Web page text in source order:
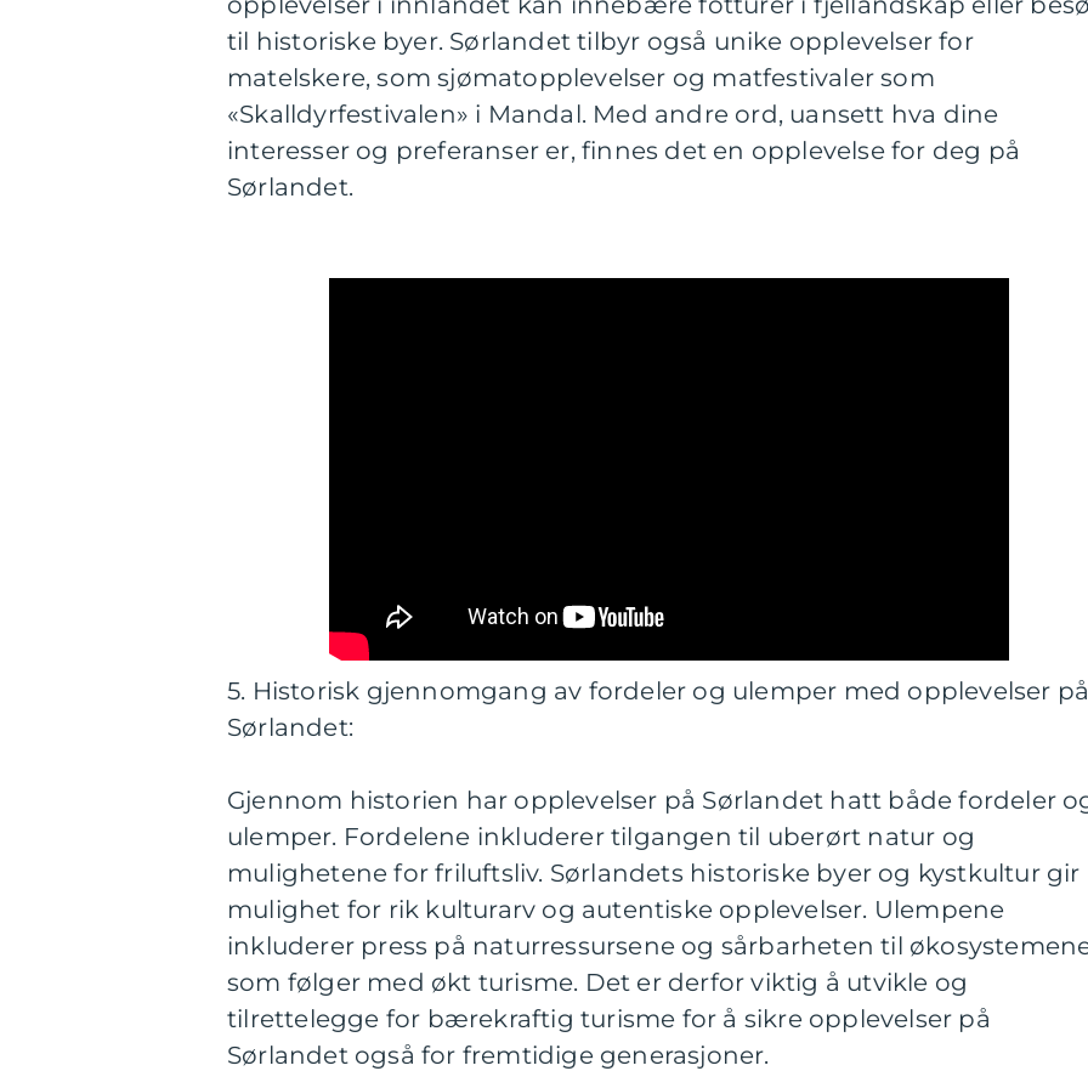
til historiske byer. Sørlandet tilbyr også unike opplevelser for
matelskere, som sjømatopplevelser og matfestivaler som
«Skalldyrfestivalen» i Mandal. Med andre ord, uansett hva dine
interesser og preferanser er, finnes det en opplevelse for deg på
Sørlandet.
5. Historisk gjennomgang av fordeler og ulemper med opplevelser
Sørlandet:
Gjennom historien har opplevelser på Sørlandet hatt både fordeler
ulemper. Fordelene inkluderer tilgangen til uberørt natur og
mulighetene for friluftsliv. Sørlandets historiske byer og kystkultur gir
mulighet for rik kulturarv og autentiske opplevelser. Ulempene
inkluderer press på naturressursene og sårbarheten til
som følger med økt turisme. Det er derfor viktig å utvikle og
tilrettelegge for bærekraftig turisme for å sikre opplevelser på
Sørlandet også for fremtidige generasjoner.